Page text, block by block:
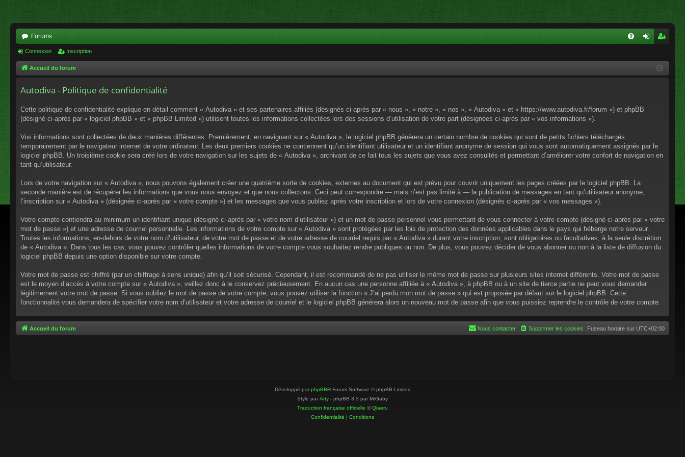
Forums
cri
Connexion Inscription
Accueil du forum
Autodiva - Politique de confidentialité
Cette politique de confidentialité explique en détail comment « Autodiva » et ses partenaires affiliés (désignés ci-après par « nous », « notre », « nos », « Autodiva » et « https://www.autodiva.fr/forum ») et phpBB
(désigné ci-après par « logiciel phpBB » et « phpBB Limited ») utilisent toutes les informations collectées lors des sessions d’utilisation de votre part (désignées ci-après par « vos informations »).
Vos informations sont collectées de deux manières différentes. Premièrement, en naviguant sur « Autodiva », le logiciel phpBB génèrera un certain nombre de cookies qui sont de petits fichiers téléchargés
temporairement par le navigateur internet de votre ordinateur. Les deux premiers cookies ne contiennent qu’un identifiant utilisateur et un identifiant anonyme de session qui vous sont automatiquement assignés par le
logiciel phpBB. Un troisième cookie sera créé lors de votre navigation sur les sujets de « Autodiva », archivant de ce fait tous les sujets que vous avez consultés et permettant d’améliorer votre confort de navigation en
tant qu’utilisateur.
Lors de votre navigation sur « Autodiva », nous pouvons également créer une quatrième sorte de cookies, externes au document qui est prévu pour couvrir uniquement les pages créées par le logiciel phpBB. La
seconde manière est de récupérer les informations que vous nous envoyez et que nous collectons. Ceci peut correspondre — mais n’est pas limité à — la publication de messages en tant qu’utilisateur anonyme,
l’inscription sur « Autodiva » (désignée ci-après par « votre compte ») et les messages que vous publiez après votre inscription et lors de votre connexion (désignés ci-après par « vos messages »).
Votre compte contiendra au minimum un identifiant unique (désigné ci-après par « votre nom d’utilisateur ») et un mot de passe personnel vous permettant de vous connecter à votre compte (désigné ci-après par « votre
mot de passe ») et une adresse de courriel personnelle. Les informations de votre compte sur « Autodiva » sont protégées par les lois de protection des données applicables dans le pays qui héberge notre serveur.
Toutes les informations, en-dehors de votre nom d’utilisateur, de votre mot de passe et de votre adresse de courriel requis par « Autodiva » durant votre inscription, sont obligatoires ou facultatives, à la seule discrétion
de « Autodiva ». Dans tous les cas, vous pouvez contrôler quelles informations de votre compte vous souhaitez rendre publiques ou non. De plus, vous pouvez décider de vous abonner ou non à la liste de diffusion du
logiciel phpBB depuis une option disponible sur votre compte.
Votre mot de passe est chiffré (par un chiffrage à sens unique) afin qu’il soit sécurisé. Cependant, il est recommandé de ne pas utiliser le même mot de passe sur plusieurs sites internet différents. Votre mot de passe
est le moyen d’accès à votre compte sur « Autodiva », veillez donc à le conservez précieusement. En aucun cas une personne affiliée à « Autodiva », à phpBB ou à un site de tierce partie ne peut vous demander
légitimement votre mot de passe. Si vous oubliez le mot de passe de votre compte, vous pouvez utiliser la fonction « J’ai perdu mon mot de passe » qui est proposée par défaut sur le logiciel phpBB. Cette
fonctionnalité vous demandera de spécifier votre nom d’utilisateur et votre adresse de courriel et le logiciel phpBB générera alors un nouveau mot de passe afin que vous puissiez reprendre le contrôle de votre compte.
Accueil du forum Fuseau horaire sur UTC+02:00
Supprimer les cookies
Nous contacter
Développé par phpBB® Forum Software © phpBB Limited
Style par Arty - phpBB 3.3 par MrGaby
Traduction française officielle ©Qiaeru
Confidentialité | Conditions